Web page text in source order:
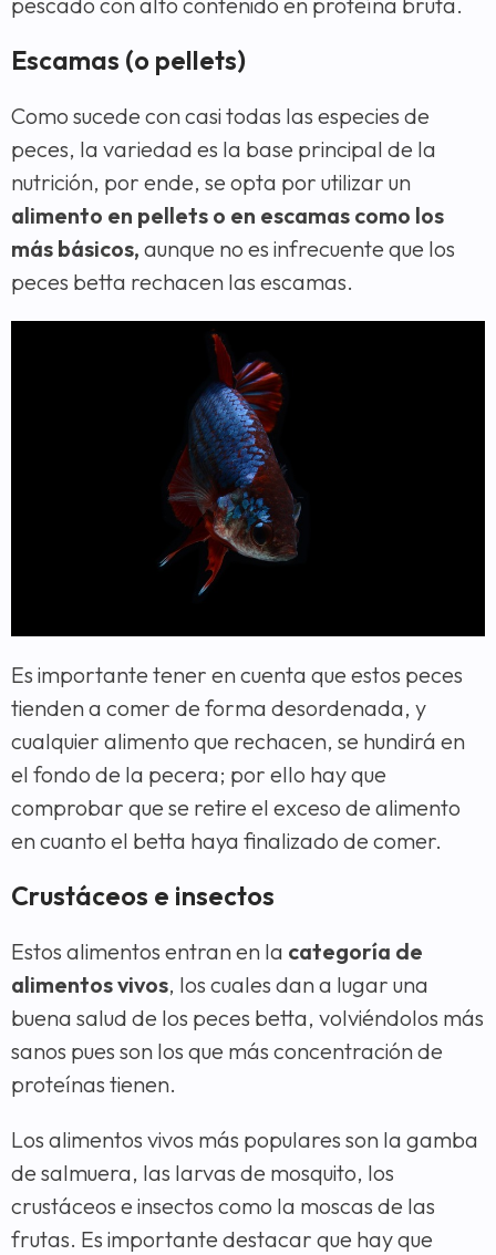
Escamas (o pellets)
Como sucede con casi todas las especies de
peces, la variedad es la base principal de la
nutrición, por ende, se opta por utilizar un
alimento en pellets o en escamas como los
más básicos, aunque no es infrecuente que los
peces betta rechacen las escamas.
Es importante tener en cuenta que estos peces
tienden a comer de forma desordenada, y
cualquier alimento que rechacen, se hundirá en
el fondo de la pecera; por ello hay que
comprobar que se retire el exceso de alimento
en cuanto el betta haya finalizado de comer.
Crustáceos e insectos
Estos alimentos entran en la categoría de
alimentos vivos, los cuales dan a lugar una
buena salud de los peces betta, volviéndolos más
sanos pues son los que más concentración de
proteínas tienen.
Los alimentos vivos más populares son la gamba
de salmuera, las larvas de mosquito, los
crustáceos e insectos como la moscas de las
frutas. Es importante destacar que hay que